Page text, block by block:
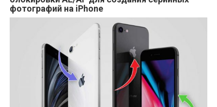
фотографий на iPhone